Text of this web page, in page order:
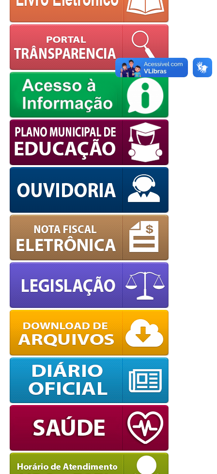
OK
European Commission |
Cookies Policy
powered by WPCookiePro